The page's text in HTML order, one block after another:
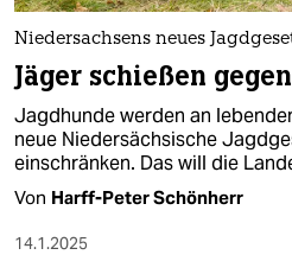
Niedersachsens neues
Jäger schießen
Jagdhunde werden an
neue Niedersächsische
einschränken. Das will die
Von Harff-Peter Schönherr
14.1.2025